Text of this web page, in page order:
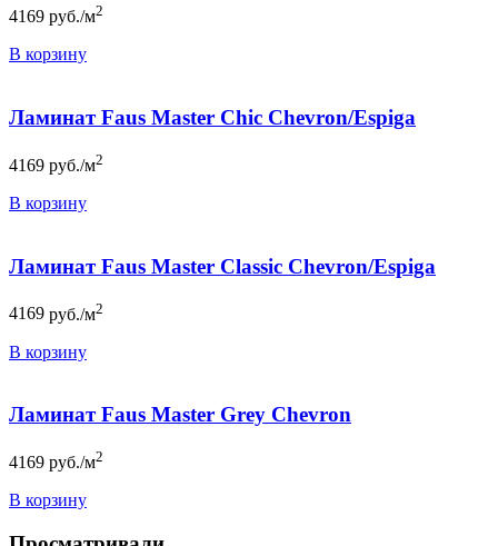
4169 руб./м2
В корзину
Ламинат Faus Master Chic Chevron/Espiga
4169 руб./м2
В корзину
Ламинат Faus Master Classic Chevron/Espiga
4169 руб./м2
В корзину
Ламинат Faus Master Grey Chevron
4169 руб./м2
В корзину